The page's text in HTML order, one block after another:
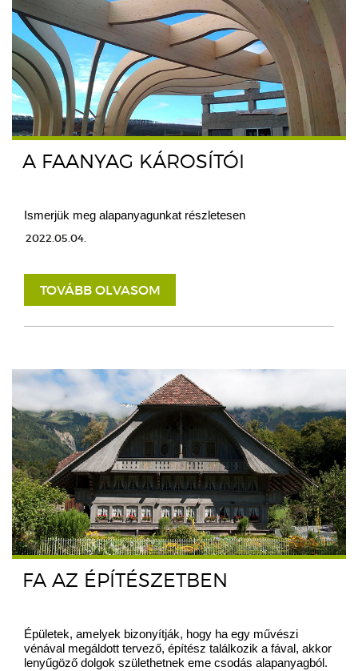
A FAANYAG KÁROSÍTÓI
Ismerjük meg alapanyagunkat részletesen
2022.05.04.
TOVÁBB OLVASOM
FA AZ ÉPÍTÉSZETBEN
Épületek, amelyek bizonyítják, hogy ha egy művészi
vénával megáldott tervező, építész találkozik a fával, akkor
lenyűgöző dolgok születhetnek eme csodás alapanyagból.